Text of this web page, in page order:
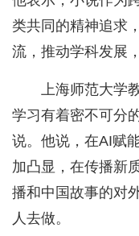
类共同的精神追求
流，推动学科发展
上海师范大学
学习有着密不可分
说。他说，在AI赋
加凸显，在传播新
播和中国故事的对
人去做。